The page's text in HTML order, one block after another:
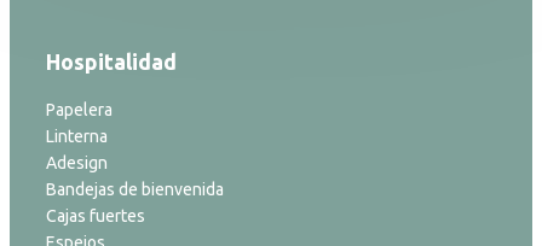
Hospitalidad
Papelera
Linterna
Adesign
Bandejas de bienvenida
Cajas fuertes